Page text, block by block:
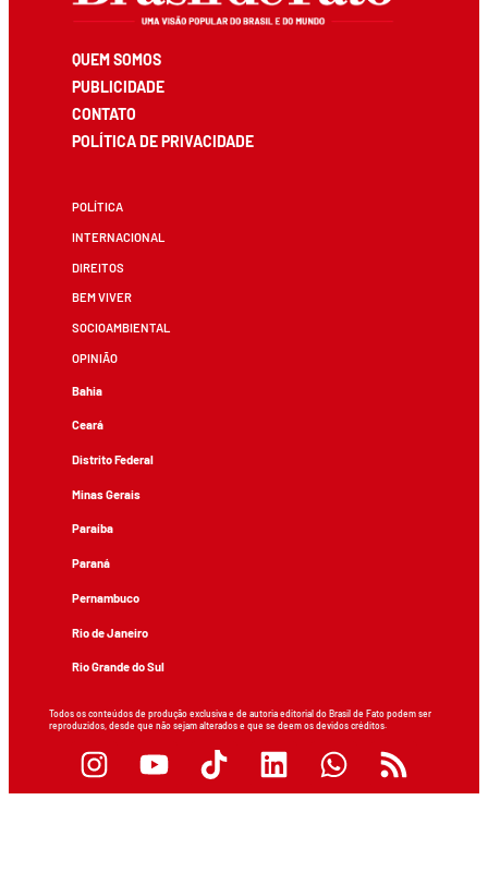
QUEM SOMOS
PUBLICIDADE
CONTATO
POLÍTICA DE PRIVACIDADE
POLÍTICA
INTERNACIONAL
DIREITOS
BEM VIVER
SOCIOAMBIENTAL
OPINIÃO
Bahia
Ceará
Distrito Federal
Minas Gerais
Paraíba
Paraná
Pernambuco
Rio de Janeiro
Rio Grande do Sul
Todos os conteúdos de produção exclusiva e de autoria editorial do Brasil de Fato podem ser
reproduzidos, desde que não sejam alterados e que se deem os devidos créditos.